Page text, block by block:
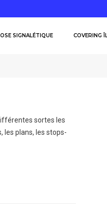
SIGNALÉTIQUE COVERING
sortes les
les plans, les stops-